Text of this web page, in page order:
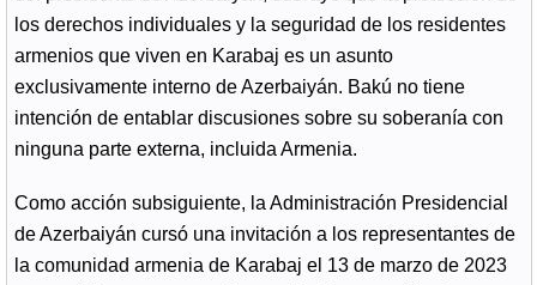
los derechos individuales y la seguridad de los residentes
armenios que viven en Karabaj es un asunto
exclusivamente interno de Azerbaiyán. Bakú no tiene
intención de entablar discusiones sobre su soberanía con
ninguna parte externa, incluida Armenia.
Como acción subsiguiente, la Administración Presidencial
de Azerbaiyán cursó una invitación a los representantes de
la comunidad armenia de Karabaj el 13 de marzo de 2023